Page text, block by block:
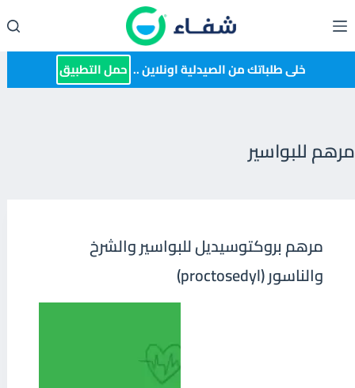
إلى
المحتوى خلى طلباتك من الصيدلية اونلاين .. حمل التطبيق
مرهم للبواسير
مرهم بروكتوسيديل للبواسير والشرخ
والناسور (proctosedyl)